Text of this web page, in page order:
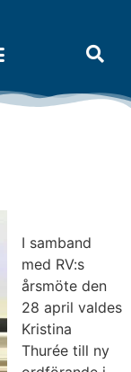
I samband
med RV:s
årsmöte den
28 april valdes
Kristina
Thurée till ny